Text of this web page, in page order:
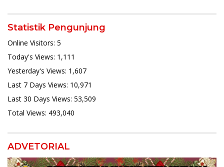
Statistik Pengunjung
Online Visitors: 5
Today's Views: 1,111
Yesterday's Views: 1,607
Last 7 Days Views: 10,971
Last 30 Days Views: 53,509
Total Views: 493,040
ADVETORIAL